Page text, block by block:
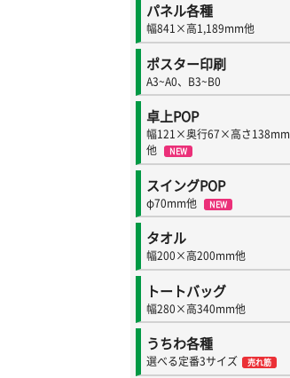
パネル各種
幅841×高1,189mm他
ポスター印刷
A3~A0、B3~B0
卓上POP
幅121×奥行67×高さ138mm
他
NEW
スイングPOP
φ70mm他 NEW
タオル
幅200×高200mm他
トートバッグ
幅280×高340mm他
うちわ各種
選べる定番3サイズ 売れ筋